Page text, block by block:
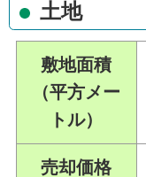
土地
敷地面積
（平方メー
トル）
売却価格